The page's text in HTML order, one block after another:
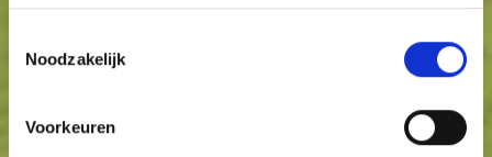
Noodzakelijk
Voorkeuren